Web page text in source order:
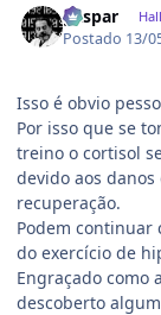
gaspar
Postado 13/
Isso é obvio
Por isso que se
treino o cortisol
devido aos
recuperação.
Podem continuar
do exercício de
Engraçado como
descoberto